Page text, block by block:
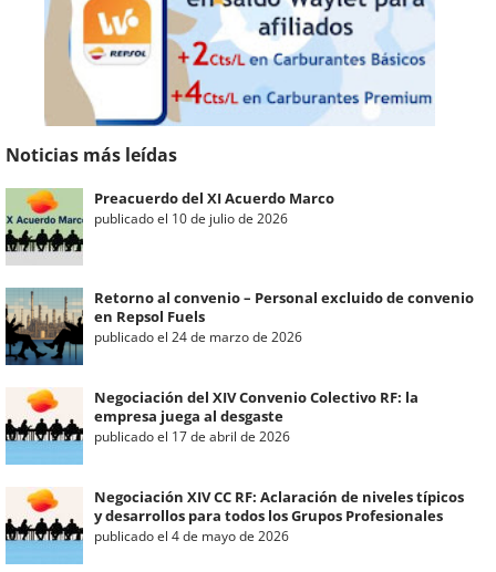
Noticias más leídas
Preacuerdo del XI Acuerdo Marco
publicado el 10 de julio de 2026
Retorno al convenio – Personal excluido de convenio
en Repsol Fuels
publicado el 24 de marzo de 2026
Negociación del XIV Convenio Colectivo RF: la
empresa juega al desgaste
publicado el 17 de abril de 2026
Negociación XIV CC RF: Aclaración de niveles típicos
y desarrollos para todos los Grupos Profesionales
publicado el 4 de mayo de 2026